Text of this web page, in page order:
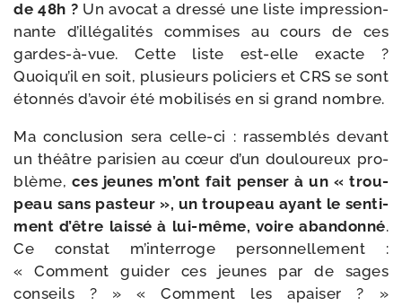
de 48h ? Un avo­cat a dres­sé une liste impres­sion­
nante d’illégalités com­mises au cours de ces
gardes-​à-​vue. Cette liste est-​elle exacte ?
Quoiqu’il en soit, plu­sieurs poli­ciers et CRS se sont
éton­nés d’avoir été mobi­li­sés en si grand nombre.
Ma conclu­sion sera celle-​ci : ras­sem­blés devant
un théâtre pari­sien au cœur d’un dou­lou­reux pro­
blème, ces jeunes m’ont fait pen­ser à un « trou­
peau sans pas­teur », un trou­peau ayant le sen­ti­
ment d’être lais­sé à lui-​même, voire aban­don­né.
Ce constat m’interroge per­son­nel­le­ment :
« Comment gui­der ces jeunes par de sages
conseils ? » « Comment les apai­ser ? »